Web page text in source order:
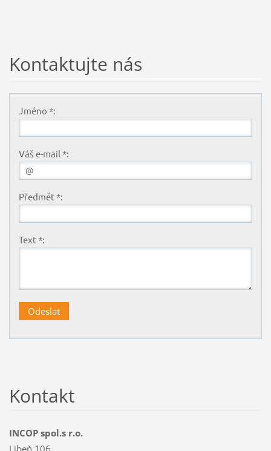
Kontaktujte nás
Jméno *:
Váš e-mail *:
Předmět *:
Text *:
Kontakt
INCOP spol.s r.o.
Libeň 106